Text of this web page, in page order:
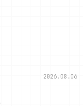
2026.08.06